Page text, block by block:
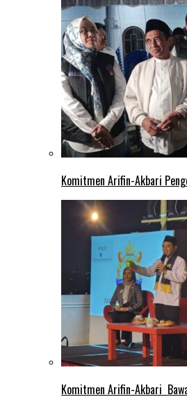
Komitmen Arifin-Akbari
Komitmen Arifin-Akbari